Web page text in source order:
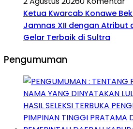
Ketua Kwarcab Konawe
Jamnas XII dengan Atribut
Gelar Terbaik di Sultra
Pengumuman